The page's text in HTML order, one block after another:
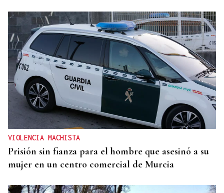
VIOLENCIA MACHISTA
Prisión sin fianza para el hombre que asesinó a su
mujer en un centro comercial de Murcia